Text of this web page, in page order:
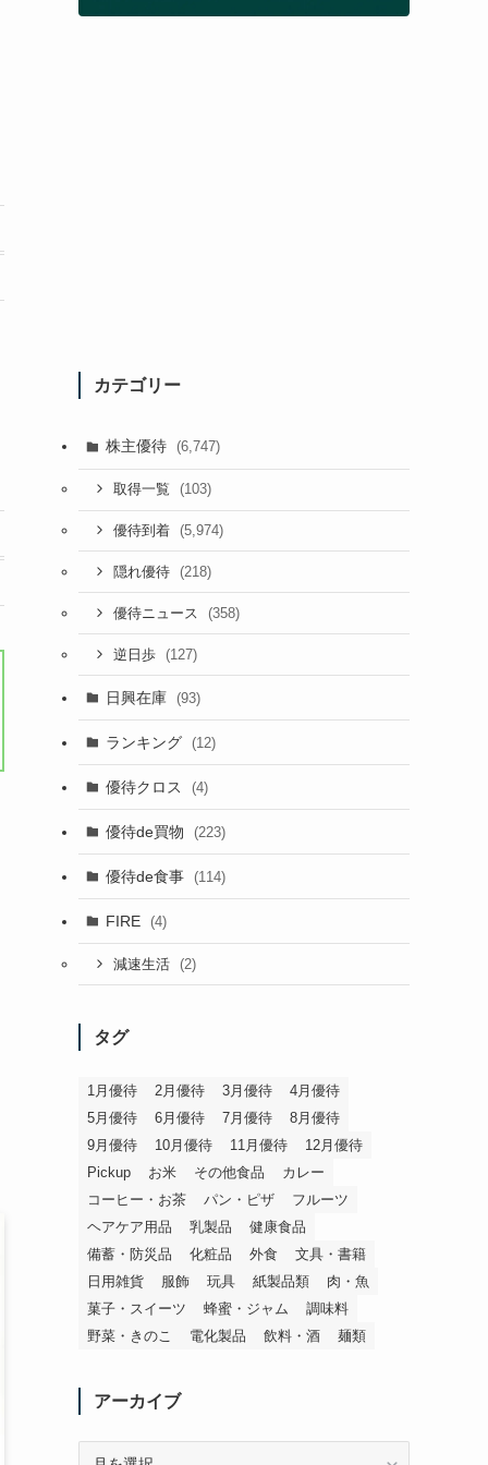
カテゴリー
株主優待 (6,747)
取得一覧 (103)
優待到着 (5,974)
隠れ優待 (218)
優待ニュース (358)
逆日歩 (127)
日興在庫 (93)
ランキング (12)
優待クロス (4)
優待de買物 (223)
優待de食事 (114)
FIRE (4)
減速生活 (2)
タグ
1月優待 2月優待 3月優待
4月優待
5月優待
6月優待 7月優待
8月優待
9月優待
10月優待 11月優待
12月優待
Pickup
お米 その他食品
カレー
コーヒー・お茶
パン・ピザ
フルーツ
ヘアケア用品
乳製品
健康食品
備蓄・防災品
化粧品 外食
文具・書籍
日用雑貨
服飾 玩具 紙製品類
肉・魚
菓子・スイーツ
蜂蜜・ジャム
調味料
野菜・きのこ
電化製品 飲料・酒 麺類
アーカイブ